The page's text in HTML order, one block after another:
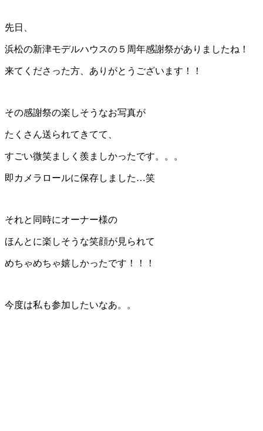
先日、
浜松の新津モデルハウスの５周年感謝祭がありましたね！
来てくださった方、ありがとうございます！！
その感謝祭の楽しそうなお写真が
たくさん送られてきてて、
すごい微笑ましく羨ましかったです。。。
即カメラロールに保存しました…笑
それと同時にオーナー様の
ほんとに楽しそうな笑顔が見られて
めちゃめちゃ嬉しかったです！！！
今度は私も参加したいなあ。。